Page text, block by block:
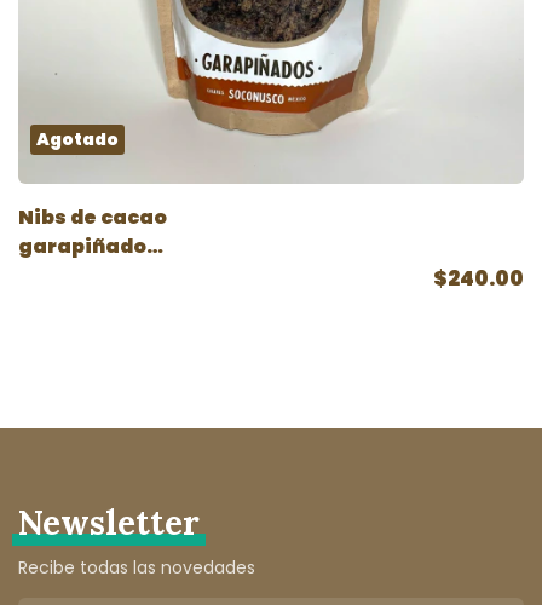
Agotado
Nibs de cacao
garapiñado
$240.00
Newsletter
Recibe todas las novedades